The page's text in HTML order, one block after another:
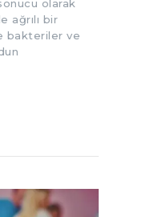
olarak
ağrılı bir
bakteriler ve